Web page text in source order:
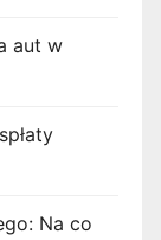
aut w
Na co